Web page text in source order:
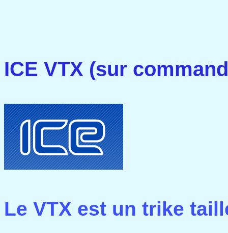
ICE VTX (sur
Le VTX est un trike